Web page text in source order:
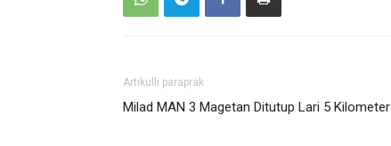
Artikulli paraprak
Milad MAN 3 Magetan Ditutup Lari 5 Kilometer